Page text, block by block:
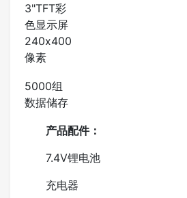
3"TFT彩
色显示屏
240x400
像素
5000组
数据储存
产品配件：
7.4V锂电池
充电器